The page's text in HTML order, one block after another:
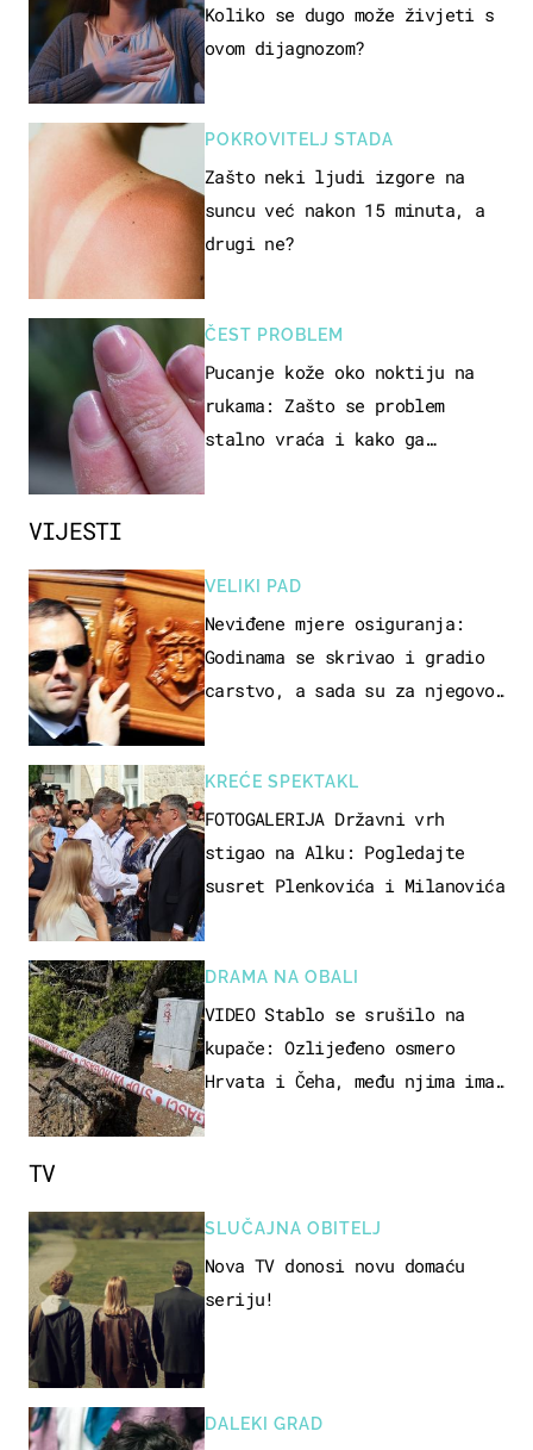
VIJESTI
VELIKI PAD
Neviđene mjere osiguranja:
Godinama se skrivao i gradio
carstvo, a sada su za njegovo
KREĆE SPEKTAKL
FOTOGALERIJA Državni vrh
stigao na Alku: Pogledajte
susret Plenkovića i Milanovića
DRAMA NA OBALI
VIDEO Stablo se srušilo na
kupače: Ozlijeđeno osmero
Hrvata i Čeha, među njima ima
Koliko se dugo može živjeti s
ovom dijagnozom?
POKROVITELJ STADA
Zašto neki ljudi izgore na
suncu već nakon 15 minuta, a
drugi ne?
ČEST PROBLEM
Pucanje kože oko noktiju na
rukama: Zašto se problem
stalno vraća i kako ga
TV
SLUČAJNA OBITELJ
Nova TV donosi novu domaću
seriju!
DALEKI GRAD